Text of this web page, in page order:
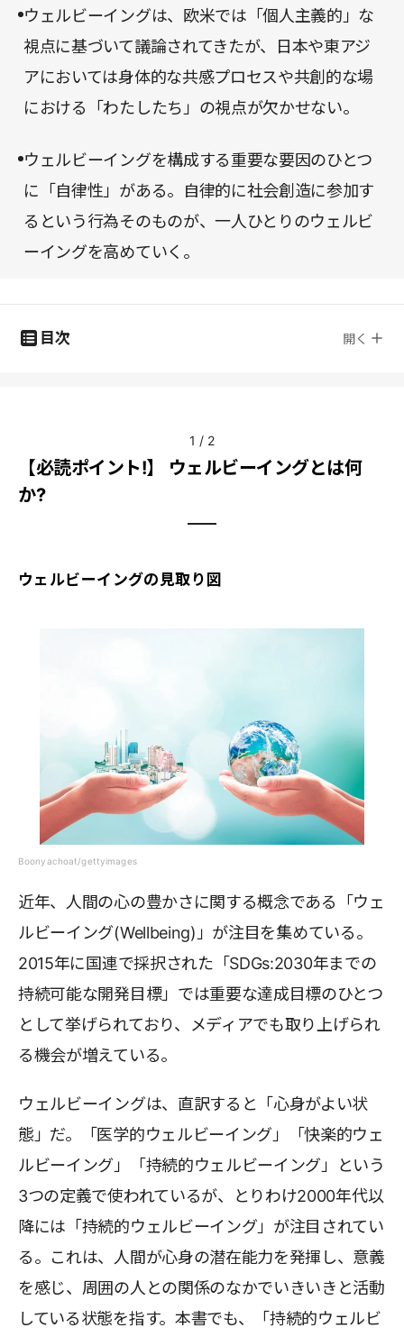
ウェルビーイングは、欧米では「個人主義的」な
視点に基づいて議論されてきたが、日本や東アジ
アにおいては身体的な共感プロセスや共創的な場
における「わたしたち」の視点が欠かせない。
ウェルビーイングを構成する重要な要因のひとつ
に「自律性」がある。自律的に社会創造に参加す
るという行為そのものが、一人ひとりのウェルビ
ーイングを高めていく。
目次 開く
1 / 2
【必読ポイント!】 ウェルビーイングとは何
か?
ウェルビーイングの見取り図
Boonyachoat/gettyimages
近年、人間の心の豊かさに関する概念である「ウェ
ルビーイング(Wellbeing)」が注目を集めている。
2015年に国連で採択された「SDGs:2030年までの
持続可能な開発目標」では重要な達成目標のひとつ
として挙げられており、メディアでも取り上げられ
る機会が増えている。
ウェルビーイングは、直訳すると「心身がよい状
態」だ。「医学的ウェルビーイング」「快楽的ウェ
ルビーイング」「持続的ウェルビーイング」という
3つの定義で使われているが、とりわけ2000年代以
降には「持続的ウェルビーイング」が注目されてい
る。これは、人間が心身の潜在能力を発揮し、意義
を感じ、周囲の人との関係のなかでいきいきと活動
している状態を指す。本書でも、「持続的ウェルビ